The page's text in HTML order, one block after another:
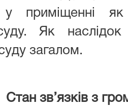
у приміщенні
суду. Як
загалом.
Стан зв’язків з